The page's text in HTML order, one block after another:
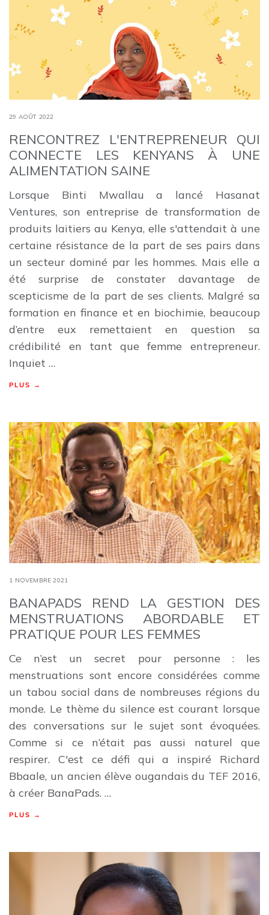
29 AOÛT 2022
RENCONTREZ L'ENTREPRENEUR QUI
CONNECTE LES KENYANS À UNE
ALIMENTATION SAINE
Lorsque Binti Mwallau a lancé Hasanat
Ventures, son entreprise de transformation de
produits laitiers au Kenya, elle s'attendait à une
certaine résistance de la part de ses pairs dans
un secteur dominé par les hommes. Mais elle a
été surprise de constater davantage de
scepticisme de la part de ses clients. Malgré sa
formation en finance et en biochimie, beaucoup
d’entre eux remettaient en question sa
crédibilité en tant que femme entrepreneur.
Inquiet …
PLUS →
1 NOVEMBRE 2021
BANAPADS REND LA GESTION DES
MENSTRUATIONS ABORDABLE ET
PRATIQUE POUR LES FEMMES
Ce n’est un secret pour personne : les
menstruations sont encore considérées comme
un tabou social dans de nombreuses régions du
monde. Le thème du silence est courant lorsque
des conversations sur le sujet sont évoquées.
Comme si ce n’était pas aussi naturel que
respirer. C'est ce défi qui a inspiré Richard
Bbaale, un ancien élève ougandais du TEF 2016,
à créer BanaPads. …
PLUS →